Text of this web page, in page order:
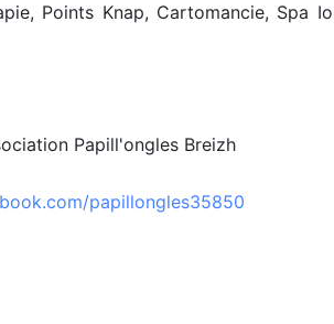
Points Knap, Cartomancie, Spa
Papill'ongles Breizh
papillongles35850